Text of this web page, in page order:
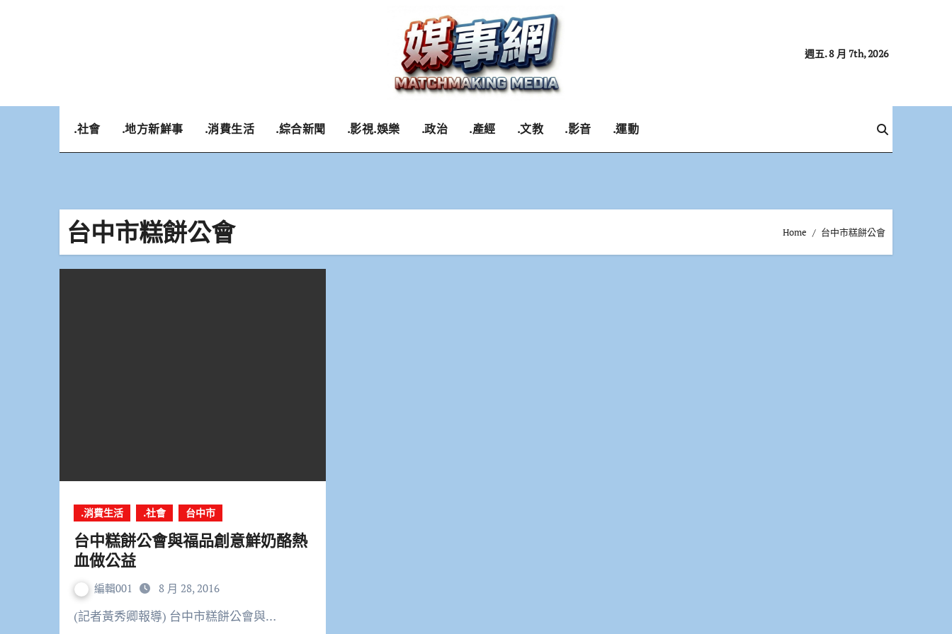
週五. 8 月 7th, 2026
.社會 .地方新鮮事 .消費生活 .綜合新聞 .影視.娛樂 .政治 .產經 .文教 .影音 .運動
台中市糕餅公會 Home 台中市糕餅公會
.消費生活 .社會 台中市
台中糕餅公會與福品創意鮮奶酪熱
血做公益
編輯001 8 月 28, 2016
(記者黃秀卿報導) 台中市糕餅公會與…